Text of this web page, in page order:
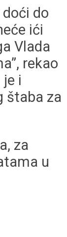
do
ići
Vlada
rekao
je i
štaba za
za
u